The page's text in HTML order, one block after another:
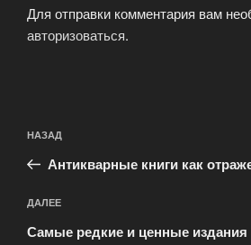
Для отправки комментария вам
авторизоваться.
по
записям
Предыдущая
запись:
НАЗАД
Антикварные книги как
Следующая
запись
ДАЛЕЕ
Самые редкие и ценные издания